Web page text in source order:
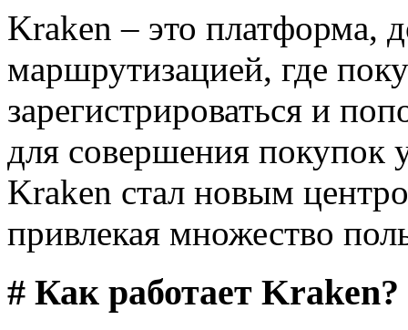
Kraken – это платформа,
маршрутизацией, где
зарегистрироваться и
для совершения покупок
Kraken стал новым
привлекая множество
# Как работает Kraken?